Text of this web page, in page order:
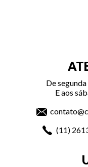
De
E aos
(11)